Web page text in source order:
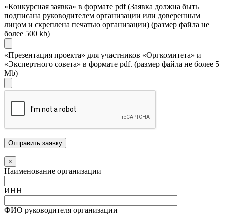
«Конкурсная заявка» в формате pdf (Заявка должна быть
подписана руководителем организации или доверенным
лицом и скреплена печатью организации) (размер файла не
более 500 kb)
«Презентация проекта» для участников «Оргкомитета» и
«Экспертного совета» в формате pdf. (размер файла не более 5
Mb)
×
Наименование организации
ИНН
ФИО руководителя организации